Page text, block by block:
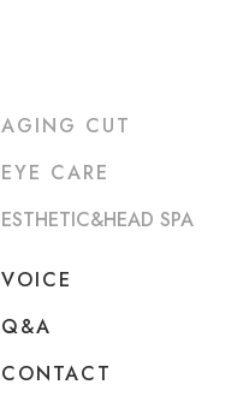
AGING CUT
EYE CARE
ESTHETIC&HEAD SPA
VOICE
Q&A
CONTACT